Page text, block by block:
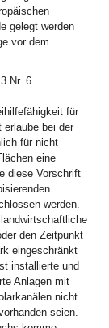
gelegt werden
vor dem
Nr. 6
für
erlaube bei der
für nicht
eine
diese Vorschrift
werden.
den Zeitpunkt
eingeschränkt
installierte und
Anlagen mit
nicht
seien.